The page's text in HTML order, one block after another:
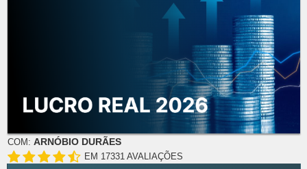
COM: ARNÓBIO DURÃES
EM 17331 AVALIAÇÕES